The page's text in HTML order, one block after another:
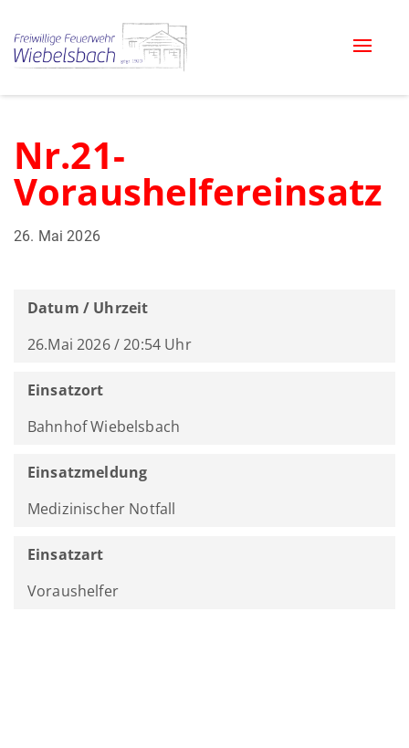
Toggle
Nr.21-
Voraushelfereinsatz
26. Mai 2026
Datum / Uhrzeit
26.Mai 2026 / 20:54 Uhr
Einsatzort
Bahnhof Wiebelsbach
Einsatzmeldung
Medizinischer Notfall
Einsatzart
Voraushelfer